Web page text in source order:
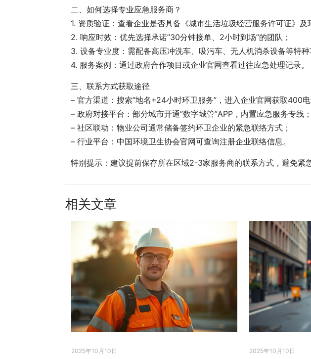
二、如何选择专业应急服务商？
1. 资质验证：查看企业是否具备《城市生活垃圾经营服务许可证》及
2. 响应时效：优先选择承诺”30分钟接单、2小时到场”的团队；
3. 设备专业度：需配备高压冲洗车、吸污车、无人机消杀设备等特种
4. 服务案例：通过政府合作项目或企业官网查看过往应急处理记录。
三、联系方式获取途径
– 官方渠道：搜索”地名+24小时环卫服务”，进入企业官网获取400电
– 政府对接平台：部分城市开通”数字城管”APP，内置应急服务专线；
– 社区联动：物业公司通常储备签约环卫企业的紧急联络方式；
– 行业平台：中国环境卫生协会官网可查询注册企业联络信息。
特别提示：建议提前保存所在区域2-3家服务商的联系方式，避免紧
相关文章
2025年10月10日 2025年10月10日